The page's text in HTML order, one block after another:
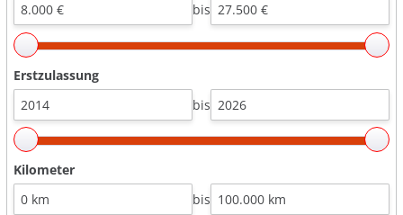
bis
Erstzulassung
bis
Kilometer
bis